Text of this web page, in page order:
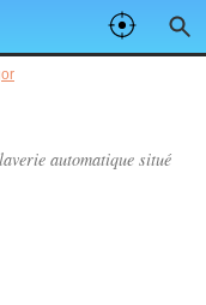
automatique situé